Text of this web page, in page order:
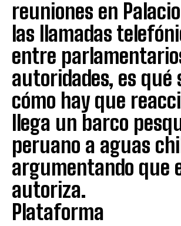
reuniones en
las llamadas
entre
autoridades, es qué
cómo hay que
llega un barco
peruano a aguas
argumentando que
autoriza.
Plataforma